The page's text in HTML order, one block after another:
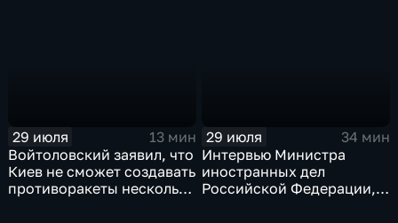
29 июля
13 мин
Войтоловский заявил, что
Киев не сможет создавать
противоракеты несколько
29 июля
34 мин
Интервью Министра
иностранных дел
Российской Федерации,